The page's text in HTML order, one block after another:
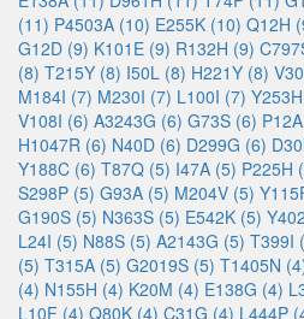
(11) P4503A (10) E255K (10) Q12H
G12D (9) K101E (9) R132H (9)
(8) T215Y (8) I50L (8) H221Y (8)
M184I (7) M230I (7) L100I (7)
V108I (6) A3243G (6) G73S (6)
H1047R (6) N40D (6) D299G (6)
Y188C (6) T87Q (5) I47A (5) P225H
S298P (5) G93A (5) M204V (5)
G190S (5) N363S (5) E542K (5)
L24I (5) N88S (5) A2143G (5) T399I
(5) T315A (5) G2019S (5) T1405N
(4) N155H (4) K20M (4) E138G (4)
L10F (4) Q80K (4) C31G (4) L444P